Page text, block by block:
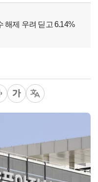
해제 우려 딛고 6.14%